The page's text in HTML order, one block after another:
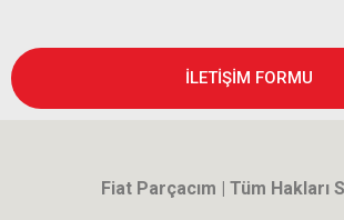
İLETİŞİM FORMU
Fiat Parçacım | Tüm Hakları